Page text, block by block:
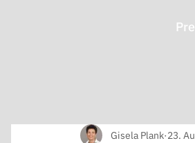
Gisela Plank 23.